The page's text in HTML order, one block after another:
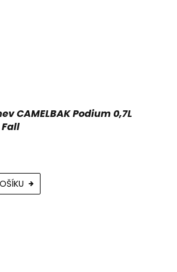
CAMELBAK Podium 0,7L